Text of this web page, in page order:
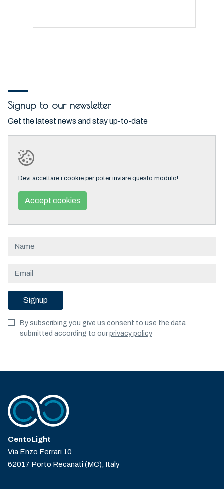
Signup to our newsletter
Get the latest news and stay up-to-date
Devi accettare i cookie per poter inviare questo modulo!
Accept cookies
Signup
By subscribing you give us consent to use the data
submitted according to ourprivacy policy
CentoLight
Via Enzo Ferrari 10
62017 Porto Recanati (MC), Italy